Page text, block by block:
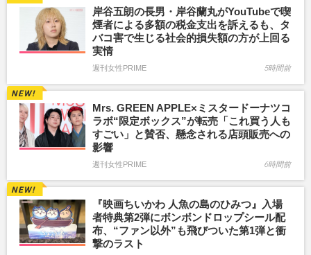
岸谷五朗の長男・岸谷蘭丸がYouTubeで喫
煙者による多額の税金支出を訴えるも、タ
バコ害で生じる社会的損失額の方が上回る
実情
週刊女性PRIME 5時間前
Mrs. GREEN APPLE×ミスタードーナツコ
ラボ“限定ボックス”が転売「これ買う人も
すごい」と賛否、懸念される店頭販売への
影響
週刊女性PRIME 6時間前
『映画ちいかわ 人魚の島のひみつ』入場
者特典第2弾にボンボンドロップシール配
布、“ファン以外”も飛びついた第1弾と衝
撃のラスト